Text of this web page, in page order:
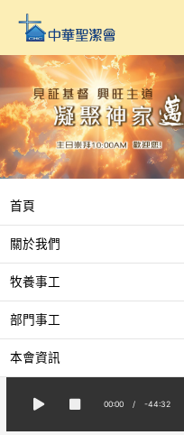
主
內
容
首頁
關於我們
牧養事工
部門事工
本會資訊
00:00 / -44:32